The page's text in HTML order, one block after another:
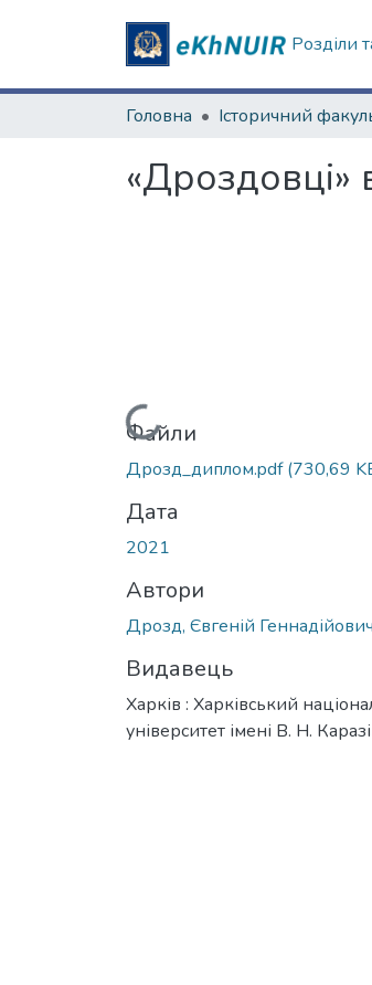
Розділи
Головна Історичний
«Дроздовці»
Вантажиться...
Файли
Дрозд_диплом.pdf(730,69
Дата
2021
Автори
Дрозд, Євгеній Геннадійович
Видавець
Харків : Харківський
університет імені В. Н.